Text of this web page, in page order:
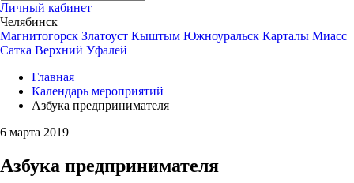
Личный кабинет
Челябинск
Магнитогорск Златоуст Кыштым Южноуральск Карталы Миасс
Сатка Верхний Уфалей
Главная
Календарь мероприятий
Азбука предпринимателя
6 марта 2019
Азбука предпринимателя